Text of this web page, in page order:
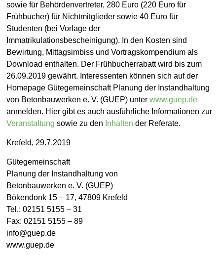
sowie für Behördenvertreter, 280 Euro (220 Euro für
Frühbucher) für Nichtmitglieder sowie 40 Euro für
Studenten (bei Vorlage der
Immatrikulationsbescheinigung). In den Kosten sind
Bewirtung, Mittagsimbiss und Vortragskompendium als
Download enthalten. Der Frühbucherrabatt wird bis zum
26.09.2019 gewährt. Interessenten können sich auf der
Homepage Gütegemeinschaft Planung der Instandhaltung
von Betonbauwerken e. V. (GUEP) unterwww.guep.de
anmelden. Hier gibt es auch ausführliche Informationen zur
Veranstaltung sowie zu den Inhalten der Referate.
Krefeld, 29.7.2019
Gütegemeinschaft
Planung der Instandhaltung von
Betonbauwerken e. V. (GUEP)
Bökendonk 15 – 17, 47809 Krefeld
Tel.: 02151 5155 – 31
Fax: 02151 5155 – 89
info@guep.de
www.guep.de